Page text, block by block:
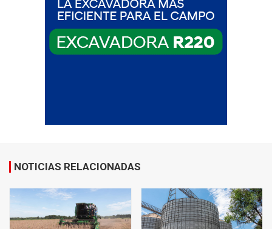
NOTICIAS RELACIONADAS